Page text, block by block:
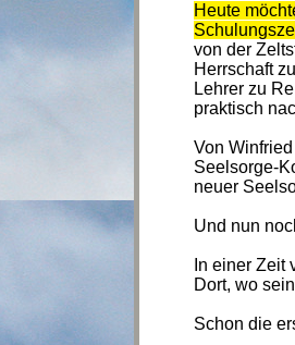
Heute
von der
Herrschaft
Lehrer zu
praktisch
Von
Seelsorge-
neuer
Und nun
In einer Zeit
Dort, wo
Schon die